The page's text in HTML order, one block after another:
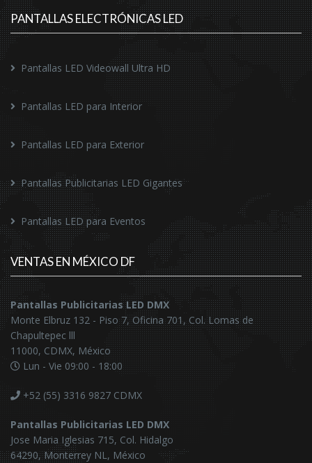
PANTALLAS ELECTRÓNICAS LED
Pantallas LED Videowall Ultra HD
Pantallas LED para Interior
Pantallas LED para Exterior
Pantallas Publicitarias LED Gigantes
Pantallas LED para Eventos
VENTAS EN MÉXICO DF
Pantallas Publicitarias LED DMX
Monte Elbruz 132 - Piso 7, Oficina 701, Col. Lomas de
Chapultepec lll
11000, CDMX, México
Lun - Vie 09:00 - 18:00
+52 (55) 3316 9827 CDMX
Pantallas Publicitarias LED DMX
Jose Maria Iglesias 715, Col. Hidalgo
64290, Monterrey NL, México